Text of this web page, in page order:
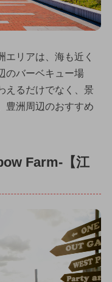
エリアは、海も近く
のバーベキュー場
えるだけでなく、景
豊洲周辺のおすすめ
Farm-【江